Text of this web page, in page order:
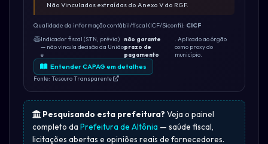
Não Vinculados extraídas do Anexo V do RGF.
Qualidade da informação contábil/fiscal (ICF/Siconfi): CICF
Indicador fiscal (STN, prévia)
— não vincula decisão da União
e
não garante
prazo de
pagamento
. Aplicado ao órgão
como proxy do
município.
Entender CAPAG em detalhes
Fonte: Tesouro Transparente
Pesquisando esta prefeitura? Veja o painel
completo da Prefeitura de Altônia — saúde fiscal,
licitações abertas e opiniões reais de fornecedores.